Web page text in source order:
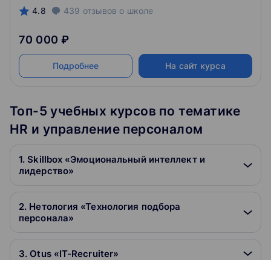
4.8 439 отзывов о школе
70 000 ₽
Подробнее На сайт курса
Топ-5 учебных курсов по тематике
HR и управление персоналом
1. Skillbox «Эмоциональный интеллект и
лидерство»
2. Нетология «Технология подбора
персонала»
3. Otus «IT-Recruiter»